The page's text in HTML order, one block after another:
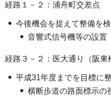
経路１－２：浦舟町交差点
今後機会を捉えて整備を
音響式信号機等の設置
経路３－２：医大通り（阪東
平成31年度までを目標に
横断歩道の路面標示の